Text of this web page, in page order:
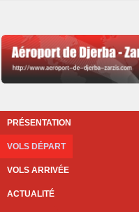
PRÉSENTATION
VOLS DÉPART
VOLS ARRIVÉE
ACTUALITÉ